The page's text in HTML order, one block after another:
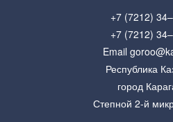
+7 (7212)
+7 (7212)
Email
Республика
город
Степной 2-й